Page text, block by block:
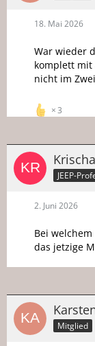
18. Mai 2026
War wieder
komplett mit
nicht im
3
JEEP-
2. Juni 2026
Bei
das jetzige
Mitglied